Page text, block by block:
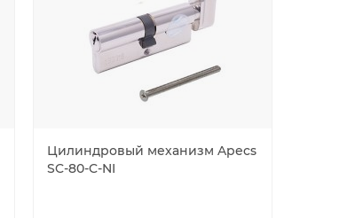
Цилиндровый механизм Apecs
SC-80-C-NI